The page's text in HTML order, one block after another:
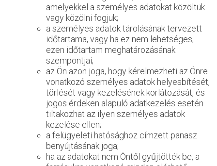
amelyekkel a személyes adatokat közöltük
vagy közölni fogjuk;
a személyes adatok tárolásának tervezett
időtartama, vagy ha ez nem lehetséges,
ezen időtartam meghatározásának
szempontjai;
az Ön azon joga, hogy kérelmezheti az Önre
vonatkozó személyes adatok helyesbítését,
törlését vagy kezelésének korlátozását, és
jogos érdeken alapuló adatkezelés esetén
tiltakozhat az ilyen személyes adatok
kezelése ellen;
a felügyeleti hatósághoz címzett panasz
benyújtásának joga;
ha az adatokat nem Öntől gyűjtötték be, a